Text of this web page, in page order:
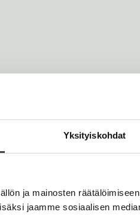
Yksityiskohdat
ja mainosten
jaamme sosiaalisen